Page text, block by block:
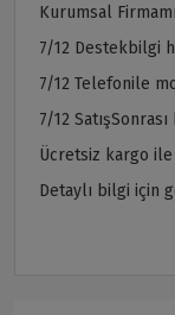
Kurumsal
7/12 Destekbilgi
7/12 Telefonile
7/12
Ücretsiz kargo ile
Detaylı bilgi için